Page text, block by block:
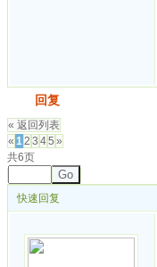
回复
« 返回列表
« 12 3 45 »
共6页
Go
快速回复